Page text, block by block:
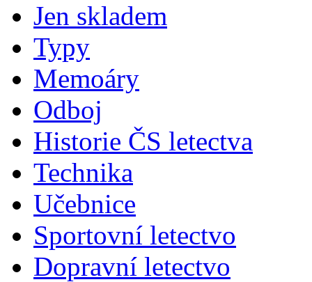
Jen skladem
Typy
Memoáry
Odboj
Historie ČS letectva
Technika
Učebnice
Sportovní letectvo
Dopravní letectvo